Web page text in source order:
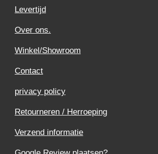
Levertijd
Over ons.
Winkel/Showroom
Contact
privacy policy
Retourneren / Herroeping
Verzend informatie